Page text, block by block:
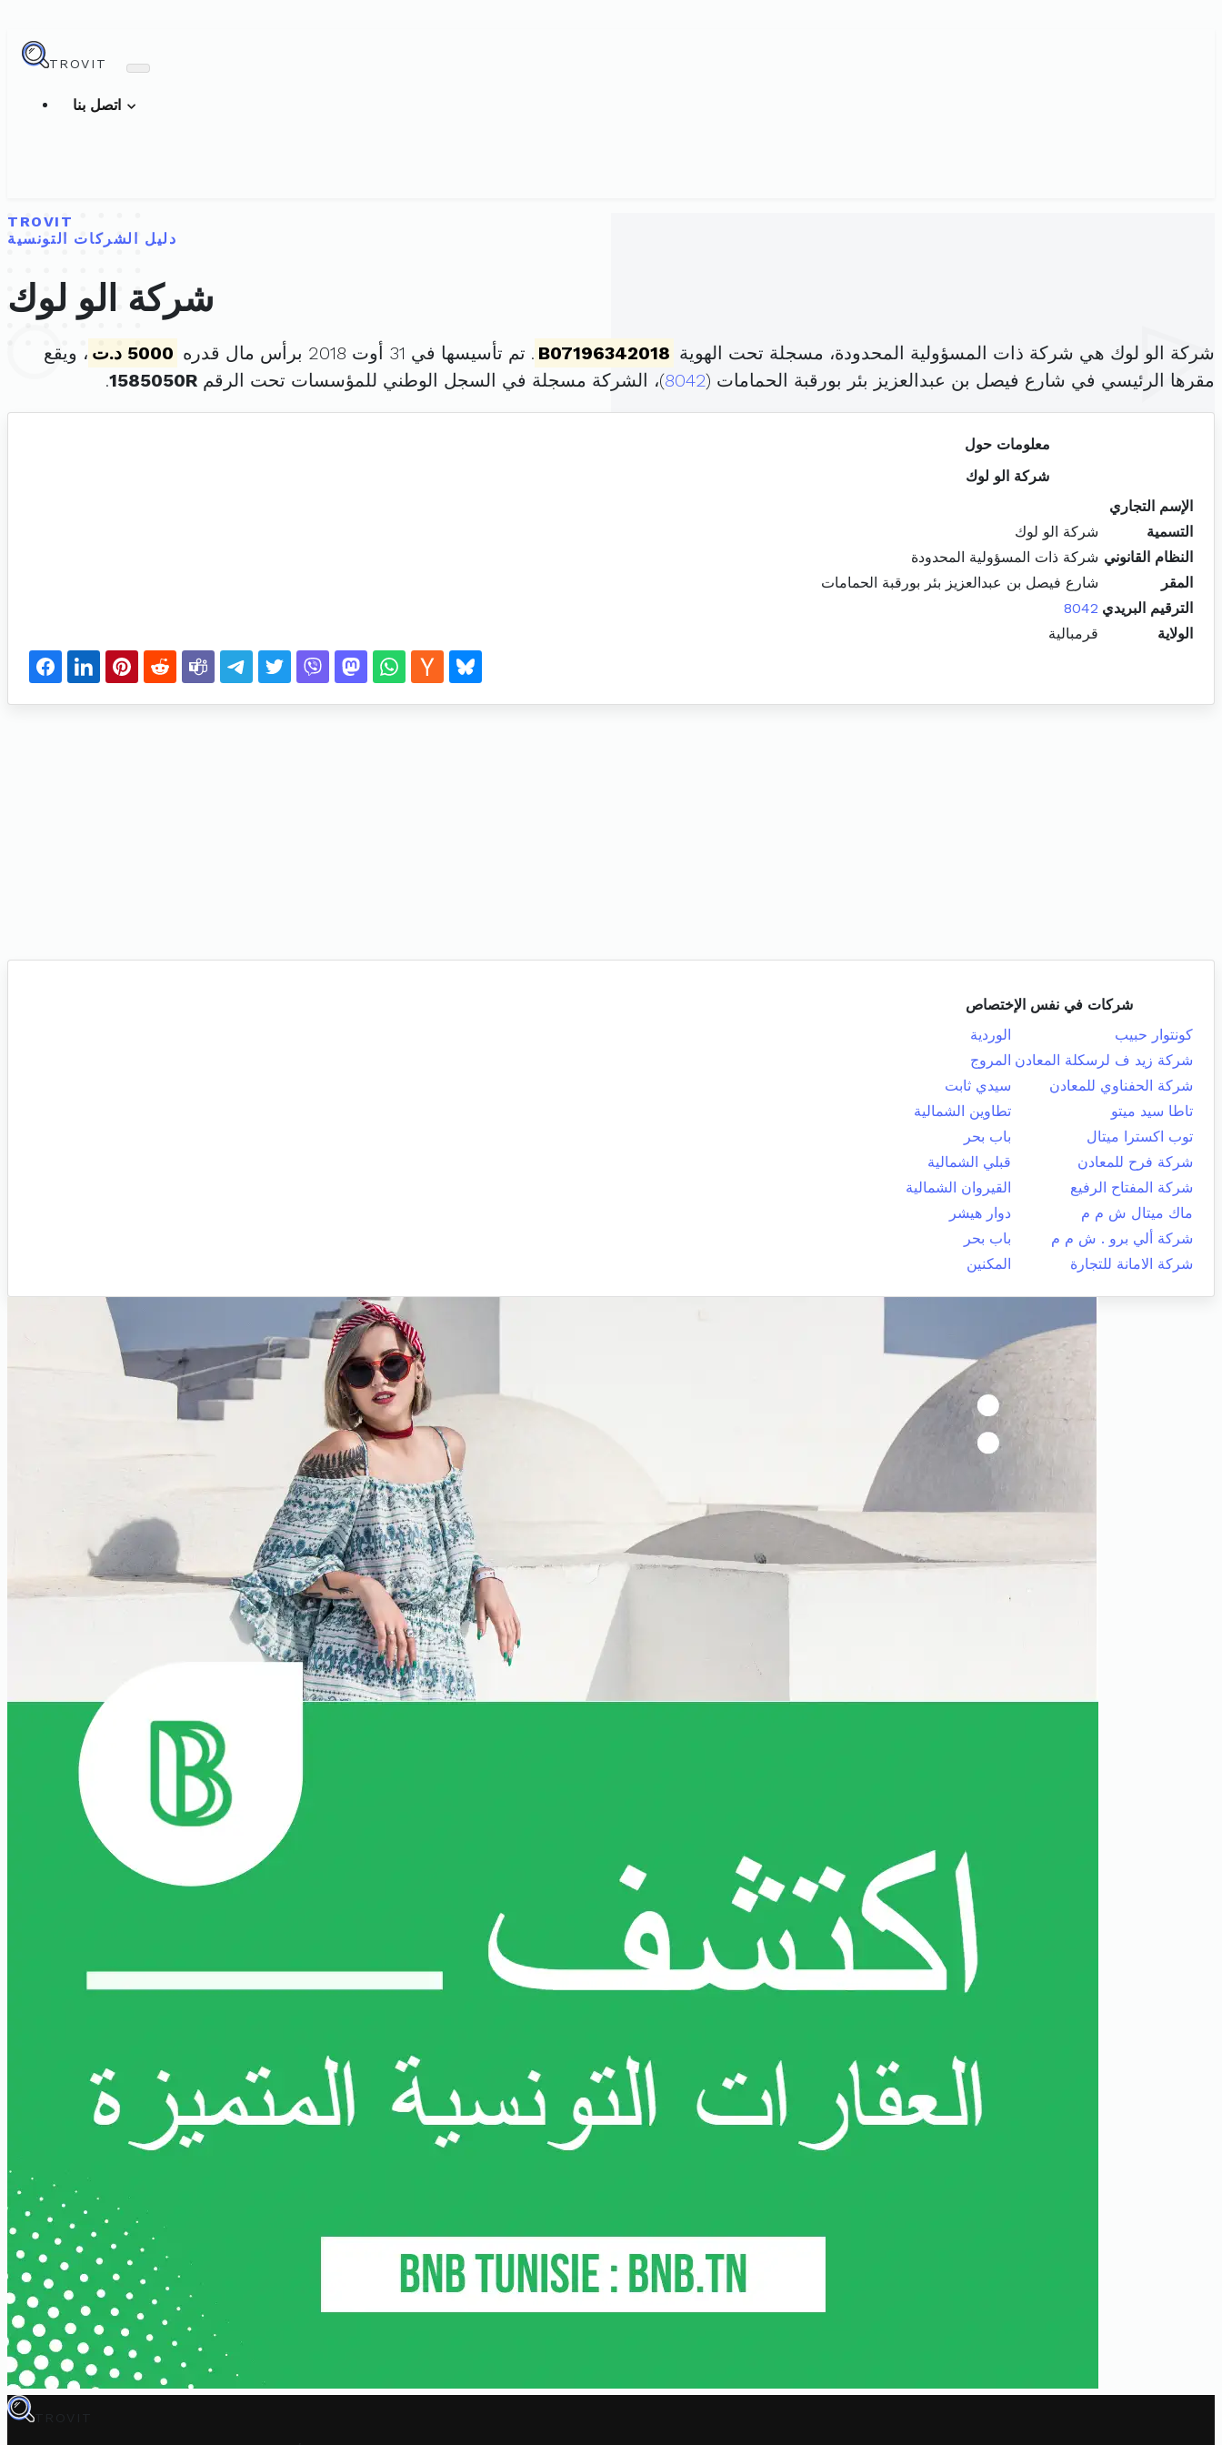
TROVIT
TROVIT
دليل الشركات التونسية
شركة الو لوك
شركة الو لوك هي شركة ذات المسؤولية المحدودة، مسجلة تحت الهوية B07196342018 . تم تأسيسها في 31 أوت 2018 برأس مال قدره 5000 د.ت
، ويقع
مقرها الرئيسي في شارع فيصل بن عبدالعزيز بئر بورقبة الحمامات (8042)، الشركة مسجلة في السجل الوطني للمؤسسات تحت الرقم 1585050R
.
معلومات حول
شركة الو لوك
الإسم التجاري
التسمية
شركة الو لوك
النظام القانوني شركة ذات المسؤولية المحدودة
المقر
شارع فيصل بن عبدالعزيز بئر بورقبة الحمامات
الترقيم البريدي 8042
الولاية
قرمبالية
شركات في نفس الإختصاص
كونتوار حبيب
الوردية
شركة زيد ف لرسكلة المعادن المروج
شركة الحفناوي للمعادن
سيدي ثابت
تاطا سيد ميتو
تطاوين الشمالية
توب اكسترا ميتال
باب بحر
شركة فرح للمعادن
قبلي الشمالية
شركة المفتاح الرفيع
القيروان الشمالية
ماك ميتال ش م م
دوار هيشر
شركة ألي برو . ش م م
باب بحر
شركة الامانة للتجارة
المكنين
TROVIT